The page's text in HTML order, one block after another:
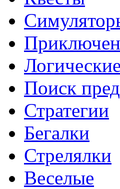
Логические
Поиск
Стратегии
Бегалки
Стрелялки
Веселые